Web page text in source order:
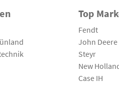
Top
Fendt
John Deere
Steyr
New
Case IH